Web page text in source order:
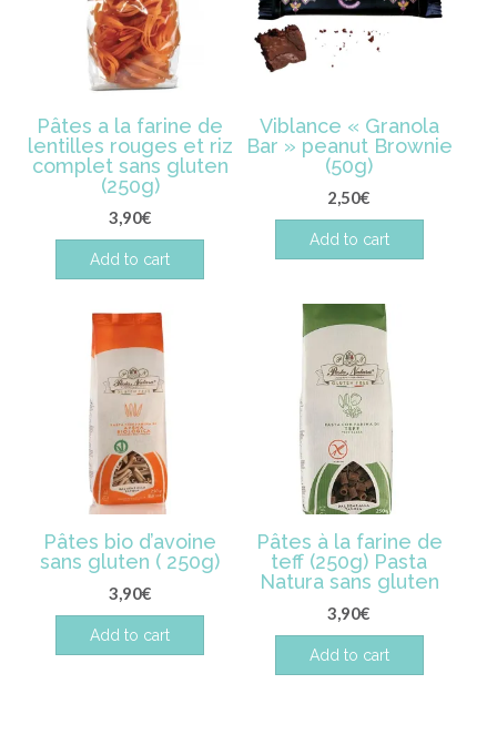
Pâtes a la farine de
lentilles rouges et riz
complet sans gluten
(250g)
3,90€
Add to cart
Viblance « Granola
Bar » peanut Brownie
(50g)
2,50€
Add to cart
Pâtes bio d’avoine
sans gluten ( 250g)
3,90€
Add to cart
Pâtes à la farine de
teff (250g) Pasta
Natura sans gluten
3,90€
Add to cart